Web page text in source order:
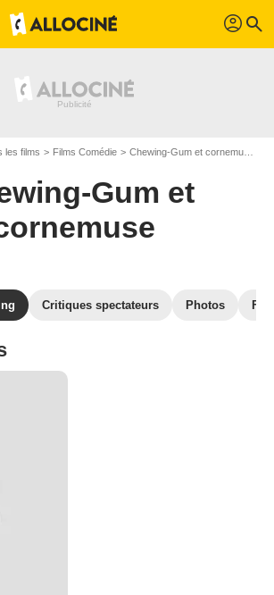
profil search
les films Films Comédie Chewing-Gum et cornemuse
Gum et
Critiques spectateurs Photos